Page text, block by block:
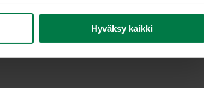
Hyväksy kaikki